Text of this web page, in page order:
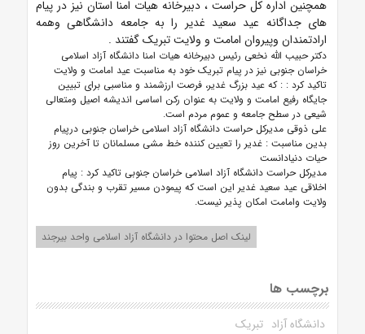
همچنین اداره کل حراست ، دبیرخانه هیات امنا استان نیز در پیام
های جداگانه عید سعید غدیر را به جامعه دانشگاهی وهمه
ارادتمندان وپیروان امامت و ولایت تبریک گفتند .
دکتر حبیب الله نخعی رئیس دبیرخانه هیات امنا دانشگاه آزاد اسلامی
خراسان جنوبی نیز در پیام تبریک خود به مناسبت عید امامت و ولایت
تاکید کرد : : که عید بزرگ غدیر، فرصت ارزشمند و مناسبی برای تبیین
جایگاه رفیع امامت و ولایت به عنوان رکن اساسی اندیشه اصیل ومتعالی
شیعی در سطح جامعه و عموم مردم است.
علی ذوقی مدیرکل حراست دانشگاه آزاد اسلامی خراسان جنوبی درپیام
بدین مناسبت : غدیر را تعیین کننده خط مشی مسلمانان تا آخرین روز
حیات دنیادانست
مدیرکل حراست دانشگاه آزاد اسلامی خراسان جنوبی تاکید کرد : پیام
اخلاقی عید سعید غدیر این است که پیمودن مسیر تقرب و بندگی بدون
ولایت وامامت امکان پذیر نیست.
لینک اصل محتوا در دانشگاه آزاد اسلامی واحد بیرجند
برچسب ها
دانشگاه آزاد تبریک